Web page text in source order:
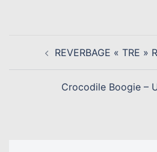
D’ARTICLEREVERBAGE « TRE »
Crocodile Boogie –